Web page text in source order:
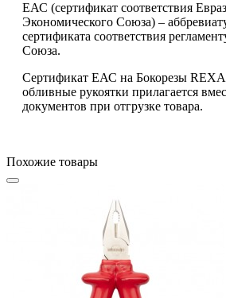
ЕАС (сертификат соответствия
Экономического Союза) –
сертификата соответствия
Союза.
Сертификат ЕАС на Бокорезы
обливные рукоятки прилагается
документов при отгрузке товара.
Похожие товары